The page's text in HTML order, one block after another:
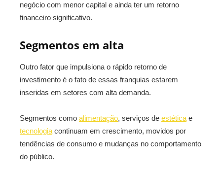
negócio com menor capital e ainda ter um retorno
financeiro significativo.
Segmentos em alta
Outro fator que impulsiona o rápido retorno de
investimento é o fato de essas franquias estarem
inseridas em setores com alta demanda.
Segmentos como alimentação, serviços de estéticae
tecnologiacontinuam em crescimento, movidos por
tendências de consumo e mudanças no comportamento
do público.